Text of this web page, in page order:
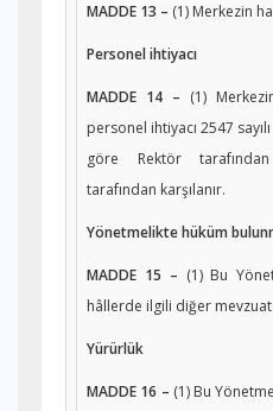
MADDE 13 – (1) Merkezin
Personel ihtiyacı
MADDE 14 – (1)
personel ihtiyacı 2547
göre Rektör
tarafından karşılanır.
Yönetmelikte hüküm
MADDE 15 – (1) Bu
hâllerde ilgili diğer
Yürürlük
MADDE 16 – (1) Bu